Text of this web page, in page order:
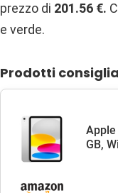
prezzo di 201.56 €.
e verde.
Prodotti
Apple
GB,